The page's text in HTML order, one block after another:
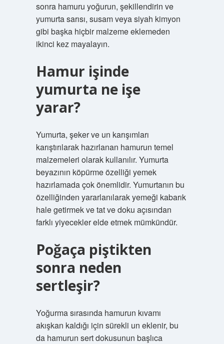
sonra hamuru yoğurun, şekillendirin ve
yumurta sarısı, susam veya siyah kimyon
gibi başka hiçbir malzeme eklemeden
ikinci kez mayalayın.
Hamur işinde
yumurta ne işe
yarar?
Yumurta, şeker ve un karışımları
karıştırılarak hazırlanan hamurun temel
malzemeleri olarak kullanılır. Yumurta
beyazının köpürme özelliği yemek
hazırlamada çok önemlidir. Yumurtanın bu
özelliğinden yararlanılarak yemeği kabarık
hale getirmek ve tat ve doku açısından
farklı yiyecekler elde etmek mümkündür.
Poğaça piştikten
sonra neden
sertleşir?
Yoğurma sırasında hamurun kıvamı
akışkan kaldığı için sürekli un eklenir, bu
da hamurun sert dokusunun başlıca